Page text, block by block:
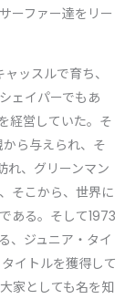
ーファー達をリー
ッスルで育ち、
ェイパーでもあ
経営していた。そ
ら与えられ、そ
れ、グリーンマン
そこから、世界に
ある。そして1973
、ジュニア・タイ
イトルを獲得して
家としても名を知